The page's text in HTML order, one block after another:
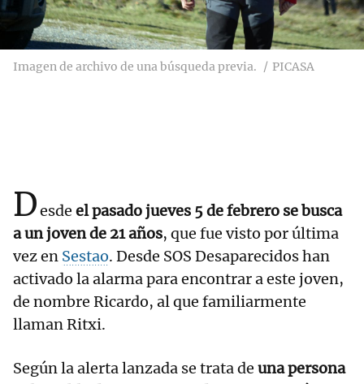
Imagen de archivo de una búsqueda previa. PICASA
Desde el pasado jueves 5 de febrero se busca
a un joven de 21 años, que fue visto por última
vez en Sestao. Desde SOS Desaparecidos han
activado la alarma para encontrar a este joven,
de nombre Ricardo, al que familiarmente
llaman Ritxi.
Según la alerta lanzada se trata de una persona